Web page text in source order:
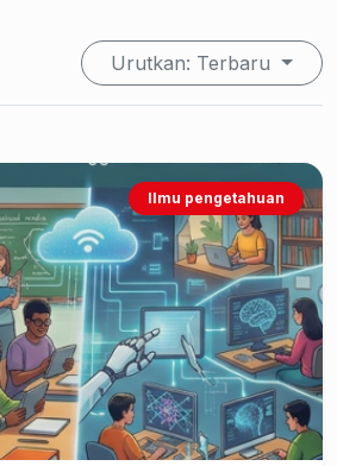
Urutkan: Terbaru
Ilmu pengetahuan